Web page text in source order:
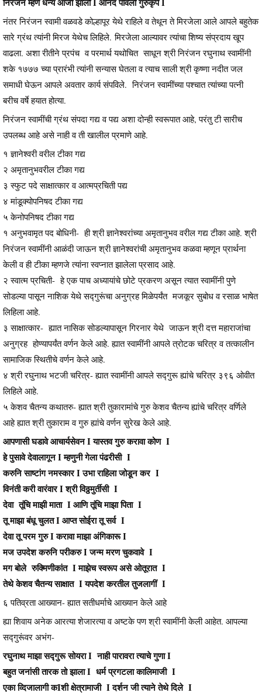
नंतर निरंजन स्वामी वळवडे कोल्हापूर येथे राहिले व तेथून ते मिरजेला आले आपले बहुतेक
सारे ग्रंथ त्यांनी मिरज येथेच लिहिले. मिरजेला आल्यावर त्यांचा शिष्य संप्रदाय खूप
वाढला. अशा रीतीने प्रपंच व परमार्थ यथोचित साधून श्री निरंजन रघुनाथ स्वामींनी
शके १७७७ च्या प्रारंभी त्यांनी सन्यास घेतला व त्याच साली श्री कृष्णा नदीत जल
समाधी घेऊन आपले अवतार कार्य संपविले. निरंजन स्वामींच्या पश्चात त्यांच्या पत्नी
बरीच वर्षे हयात होत्या.
निरंजन स्वामींची ग्रंथ संपदा गद्य व पद्य अशा दोन्ही स्वरूपात आहे, परंतु टी सारीच
उपलब्ध आहे असे नाही व ती खालील प्रमाणे आहे.
१ ज्ञानेश्वरी वरील टीका गद्य
२ अमृतानुभवरील टीका गद्य
३ स्फुट पदे साक्षात्कार व आत्मप्रचिती पद्य
४ मांडूक्योपनिषद टीका गद्य
५ केनोपनिषद टीका गद्य
१ अनुभवामृत पद बोधिनी- ही श्री ज्ञानेश्वरांच्या अमृतानुभव वरील गद्य टीका आहे. श्री
निरंजन स्वामींनी आळंदी जाऊन श्री ज्ञानेश्वरांची अमृतानुभव कळवा म्हणून प्रार्थना
केली व ही टीका म्हणजे त्यांना स्वप्नात झालेला प्रसाद आहे.
२ स्वात्म प्रचिती- हे एक पाच अध्यायांचे छोटे प्रकरण असून त्यात स्वामींनी पुणे
सोडल्या पासून नाशिक येथे सद्गुरूंचा अनुग्रह मिळेपर्यंत मजकूर सुबोध व रसाळ भाषेत
लिहिला आहे.
३ साक्षात्कार- ह्यात नासिक सोडल्यापासून गिरनार येथे जाऊन श्री दत्त महाराजांचा
अनुग्रह होण्यापर्यंत वर्णन केले आहे. ह्यात स्वामींनी आपले त्रोटक चरित्र व तत्कालीन
सामाजिक स्थितीचे वर्णन केले आहे.
४ श्री रघुनाथ भटजी चरित्र- ह्यात स्वामींनी आपले सद्गुरू ह्यांचे चरित्र ३९६ ओवीत
लिहिले आहे.
५ केशव चैतन्य कथातरु- ह्यात श्री तुकारामांचे गुरु केशव चैतन्य ह्यांचे चरित्र वर्णिले
आहे ह्यात श्री तुकाराम व गुरु ह्यांचे वर्णन सुरेख केले आहे.
आपणासी घडावे आचार्यसेवन I यास्तव गुरु करावा कोण I
हे पुसावे देवालागून I म्हणुनी गेला पंढरीसी I
करुनि साष्टांग नमस्कार I उभा राहिला जोडून कर I
विनंती करी वारंवार I श्री विठ्ठमुर्तीसी I
देवा तूंचि माझी माता I आणि तूंचि माझा पिता I
तू माझा बंधू चुलत I आप्त सोईरा तू सर्व I
देवा तू परम गुरु I करावा माझा अंगिकारू I
मज उपदेश करुनि परीकरु I जन्म मरण चुकवावे I
मग बोले रुक्मिणीकांत I माझेच स्वरूप असे ओतूरात I
तेथे केशव चैतन्य साक्षात I यपदेश करतील तुजलागीं I
६ पतिव्रता आख्यान- ह्यात सतीधर्माचे आख्यान केले आहे
ह्या शिवाय अनेक आरत्या शेजारत्या व अष्टके पण श्री स्वामींनी केली आहेत. आपल्या
सद्गुरूंवर अभंग-
रघुनाथ माझा सद्गुरू सोयरा I नाही पारावरा त्याचे गुणा I
बहुत जनांसी तारक तो झाला I धर्म प्रगटला कालिमाजी I
एका व्दिजालागी कIशी क्षेत्रामाजी I दर्शन जी त्याने तेथे दिले I